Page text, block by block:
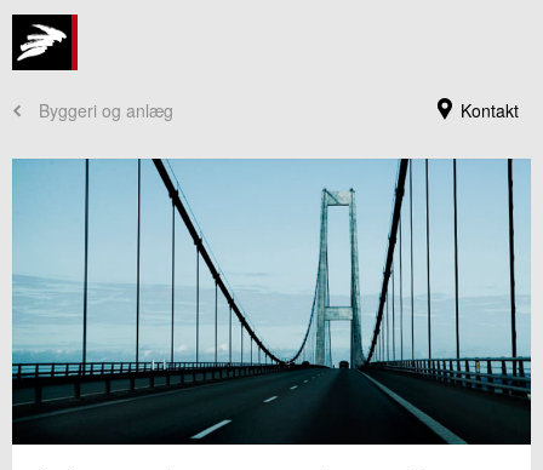
Kontakt
Byggeri og anlæg
Jeg er din kontaktperson